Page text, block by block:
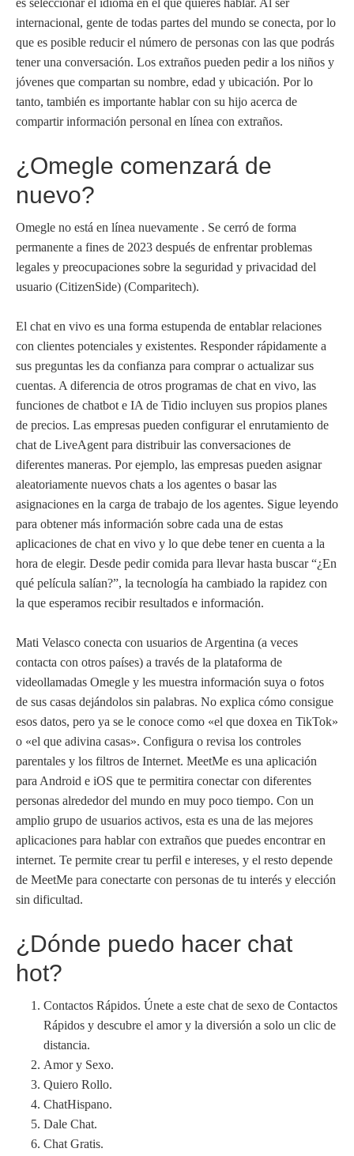
es seleccionar el idioma en el que quieres hablar. Al ser
internacional, gente de todas partes del mundo se conecta, por lo
que es posible reducir el número de personas con las que podrás
tener una conversación. Los extraños pueden pedir a los niños y
jóvenes que compartan su nombre, edad y ubicación. Por lo
tanto, también es importante hablar con su hijo acerca de
compartir información personal en línea con extraños.
¿Omegle comenzará de
nuevo?
Omegle no está en línea nuevamente . Se cerró de forma
permanente a fines de 2023 después de enfrentar problemas
legales y preocupaciones sobre la seguridad y privacidad del
usuario (CitizenSide) (Comparitech).
El chat en vivo es una forma estupenda de entablar relaciones
con clientes potenciales y existentes. Responder rápidamente a
sus preguntas les da confianza para comprar o actualizar sus
cuentas. A diferencia de otros programas de chat en vivo, las
funciones de chatbot e IA de Tidio incluyen sus propios planes
de precios. Las empresas pueden configurar el enrutamiento de
chat de LiveAgent para distribuir las conversaciones de
diferentes maneras. Por ejemplo, las empresas pueden asignar
aleatoriamente nuevos chats a los agentes o basar las
asignaciones en la carga de trabajo de los agentes. Sigue leyendo
para obtener más información sobre cada una de estas
aplicaciones de chat en vivo y lo que debe tener en cuenta a la
hora de elegir. Desde pedir comida para llevar hasta buscar “¿En
qué película salían?”, la tecnología ha cambiado la rapidez con
la que esperamos recibir resultados e información.
Mati Velasco conecta con usuarios de Argentina (a veces
contacta con otros países) a través de la plataforma de
videollamadas Omegle y les muestra información suya o fotos
de sus casas dejándolos sin palabras. No explica cómo consigue
esos datos, pero ya se le conoce como «el que doxea en TikTok»
o «el que adivina casas». Configura o revisa los controles
parentales y los filtros de Internet. MeetMe es una aplicación
para Android e iOS que te permitira conectar con diferentes
personas alrededor del mundo en muy poco tiempo. Con un
amplio grupo de usuarios activos, esta es una de las mejores
aplicaciones para hablar con extraños que puedes encontrar en
internet. Te permite crear tu perfil e intereses, y el resto depende
de MeetMe para conectarte con personas de tu interés y elección
sin dificultad.
¿Dónde puedo hacer chat
hot?
Contactos Rápidos. Únete a este chat de sexo de Contactos
Rápidos y descubre el amor y la diversión a solo un clic de
distancia.
Amor y Sexo.
Quiero Rollo.
ChatHispano.
Dale Chat.
Chat Gratis.